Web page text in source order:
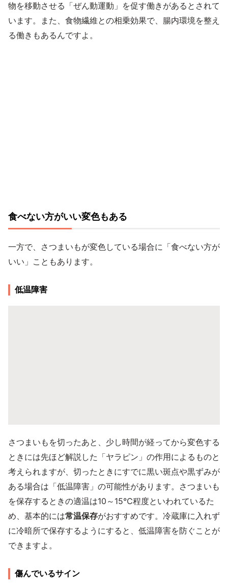
物を移動させる「ぜん動運動」を促す働きがあるとされて
います。また、食物繊維との相乗効果で、腸内環境を整え
る働きもあるんですよ。
食べない方がいい変色もある
一方で、さつまいもが変色している場合に「食べない方が
いい」こともあります。
低温障害
さつまいもを切ったあと、少し時間が経ってから変色する
ときには先ほど解説した「ヤラピン」の作用によるものと
考えられますが、切ったときにすでに黒い斑点や黒ずみが
ある場合は「低温障害」の可能性があります。さつまいも
を保存するときの適温は10～15℃程度といわれているた
め、基本的には常温保存がおすすめです。冷蔵庫に入れず
に冷暗所で保存するようにすると、低温障害を防ぐことが
できますよ。
傷んでいるサイン